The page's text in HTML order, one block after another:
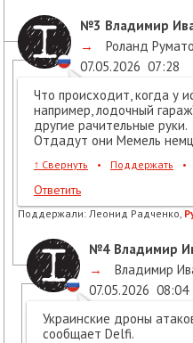
№3 Владимир
→
Роланд
07.05.2026 07:28
Что происходит, когда у
например, лодочный
другие рачительные руки.
Отдадут они Мемель
↑ Свернуть • Поддержать •
Ответить
Поддержали: Леонид Радченко,
№4 Владимир
→
Владимир
07.05.2026 08:04
Украинские дроны
сообщает Delfi.